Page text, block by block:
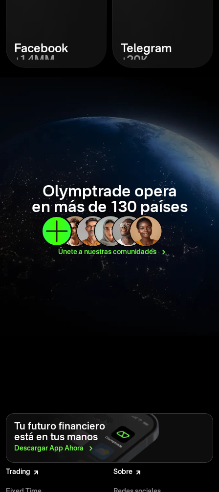
Facebook
+1,4MM
Telegram
+20К
Olymptrade opera
en más de 130 países
Únete a nuestras comunidades
Tu futuro financiero
está en tus manos
Descargar App Ahora
Trading Sobre